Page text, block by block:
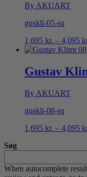
By AKUART
guskli-05-sq
1,695 kr. – 4,095
Gustav
By AKUART
guskli-08-sq
1,695 kr. – 4,095
Søg
When autocomplete